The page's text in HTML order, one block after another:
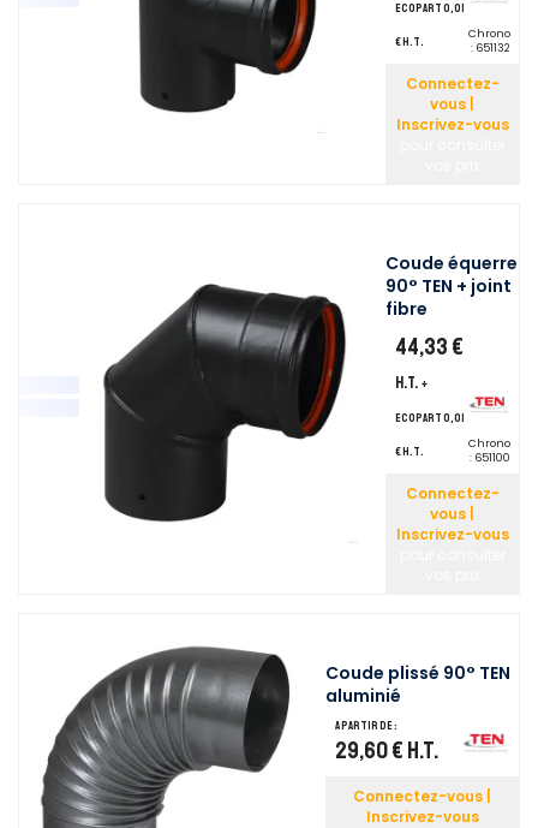
ecopart 0,01
€ H.T.
Chrono
: 651132
Connectez-
vous |
Inscrivez-vous
Coude équerre
90° TEN + joint
fibre
44,33 €
H.T. +
ecopart 0,01
€ H.T.
Chrono
: 651100
Connectez-
vous |
Inscrivez-vous
Coude plissé 90° TEN
aluminié
A partir de :
29,60 € H.T.
Connectez-vous |
Inscrivez-vous